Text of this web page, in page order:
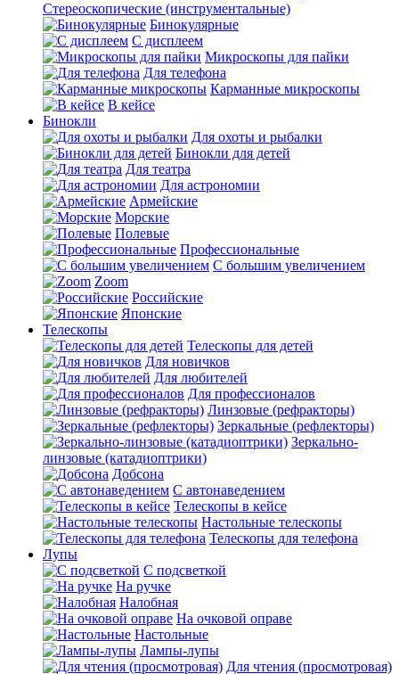
Стереоскопические (инструментальные)
Бинокулярные
С дисплеем
Микроскопы для пайки
Для телефона
Карманные микроскопы
В кейсе
Бинокли
Для охоты и рыбалки
Бинокли для детей
Для театра
Для астрономии
Армейские
Морские
Полевые
Профессиональные
С большим увеличением
Zoom
Российские
Японские
Телескопы
Телескопы для детей
Для новичков
Для любителей
Для профессионалов
Линзовые (рефракторы)
Зеркальные (рефлекторы)
Зеркально-
линзовые (катадиоптрики)
Добсона
С автонаведением
Телескопы в кейсе
Настольные телескопы
Телескопы для телефона
Лупы
С подсветкой
На ручке
Налобная
На очковой оправе
Настольные
Лампы-лупы
Для чтения (просмотровая)